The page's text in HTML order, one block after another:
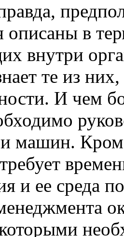
описаны в
внутри
те из
И чем
машин.
и ее среда